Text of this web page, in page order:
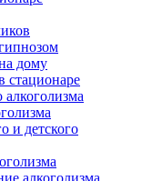
дому
стационаре
и детского
алкоголизма